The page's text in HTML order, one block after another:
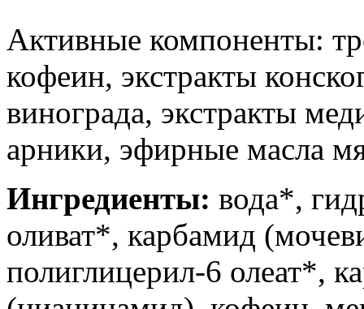
Активные компоненты:
кофеин, экстракты
винограда, экстракты
арники, эфирные масла
Ингредиенты: вода*,
оливат*, карбамид
полиглицерил-6 олеат*,